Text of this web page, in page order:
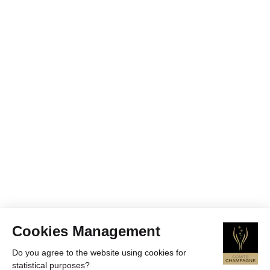
Cookies Management
Do you agree to the website using cookies for
statistical purposes?